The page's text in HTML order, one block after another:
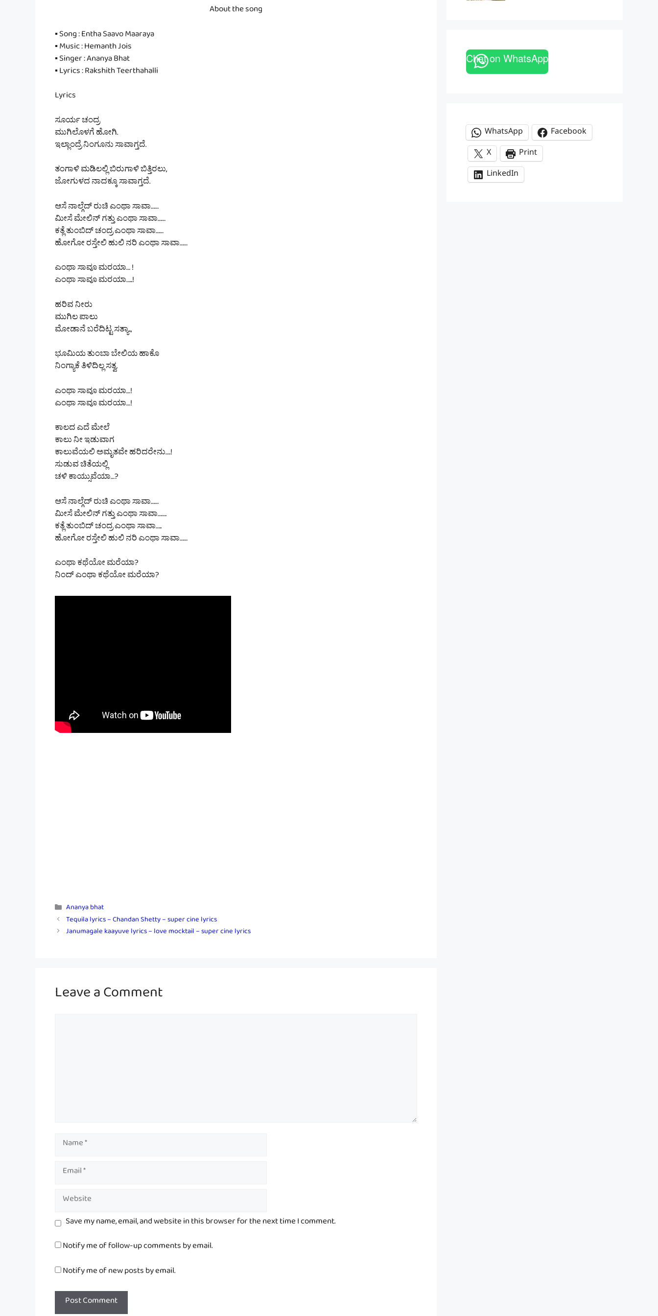
About the song
▪ Song : Entha Saavo Maaraya
▪ Music : Hemanth Jois
▪ Singer : Ananya Bhat
▪ Lyrics : Rakshith Teerthahalli
Lyrics
ಸೂರ್ಯ ಚಂದ್ರ
ಮುಗಿಲೊಳಗೆ ಹೋಗಿ.
ಇಲ್ಲಾಂದ್ರೆ ನಿಂಗೂನು ಸಾವಾಗ್ತದೆ.
ತಂಗಾಳಿ ಮಡಿಲಲ್ಲಿ ಬಿರುಗಾಳಿ ಬಿತ್ತಿರಲು,
ಜೋಗುಳದ ನಾದಕ್ಕೂ ಸಾವಾಗ್ತದೆ.
ಆಸೆ ನಾಲ್ಗೆದ್ ರುಚಿ ಎಂಥಾ ಸಾವಾ……
ಮೀಸೆ ಮೇಲಿನ್ ಗತ್ತು ಎಂಥಾ ಸಾವಾ……
ಕತ್ಲೆ ತುಂಬಿದ್ ಚಂದ್ರ ಎಂಥಾ ಸಾವಾ……
ಹೋಗೋ ರಸ್ತೇಲಿ ಹುಲಿ ನರಿ ಎಂಥಾ ಸಾವಾ……
ಎಂಥಾ ಸಾವೂ ಮರಯಾ… !
ಎಂಥಾ ಸಾವೂ ಮರಯಾ…..!
ಹರಿವ ನೀರು
ಮುಗಿಲ ಪಾಲು
ಮೋಡಾನೆ ಬರೆದಿಟ್ಟ ಸತ್ಯಾ..,
ಭೂಮಿಯ ತುಂಬಾ ಬೇಲಿಯ ಹಾಕೊ
ನಿಂಗ್ಯಾಕೆ ತಿಳಿದಿಲ್ಲ ಸತ್ವ.
ಎಂಥಾ ಸಾವೂ ಮರಯಾ…!
ಎಂಥಾ ಸಾವೂ ಮರಯಾ…!
ಕಾಲದ ಎದೆ ಮೇಲೆ
ಕಾಲು ನೀ ಇಡುವಾಗ
ಕಾಲುವೆಯಲಿ ಅಮೃತವೇ ಹರಿದರೇನು….!
ಸುಡುವ ಚಿತೆಯಲ್ಲಿ
ಚಳಿ ಕಾಯ್ಸುವೆಯಾ…?
ಆಸೆ ನಾಲ್ಗೆದ್ ರುಚಿ ಎಂಥಾ ಸಾವಾ……
ಮೀಸೆ ಮೇಲಿನ್ ಗತ್ತು ಎಂಥಾ ಸಾವಾ…….
ಕತ್ಲೆ ತುಂಬಿದ್ ಚಂದ್ರ ಎಂಥಾ ಸಾವಾ…..
ಹೋಗೋ ರಸ್ತೇಲಿ ಹುಲಿ ನರಿ ಎಂಥಾ ಸಾವಾ……
ಎಂಥಾ ಕಥೆಯೋ ಮರೆಯಾ?
ನಿಂದ್ ಎಂಥಾ ಕಥೆಯೋ ಮರೆಯಾ?
Categories
Ananya bhat
Tequila lyrics – Chandan Shetty – super cine lyrics
Janumagale kaayuve lyrics – love mocktail – super cine lyrics
Leave a Comment
Name
Email
Website
Save my name, email, and website in this browser for the next time I comment.
Notify me of follow-up comments by email.
Notify me of new posts by email.
Chat on WhatsApp
WhatsApp
Facebook
X
Print
LinkedIn